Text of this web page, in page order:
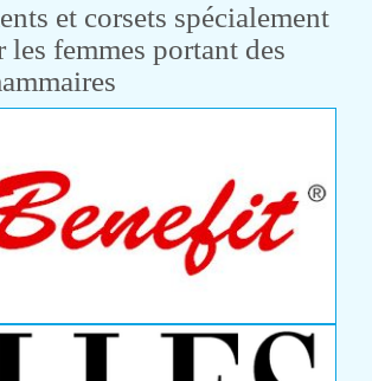
et corsets spécialement
les femmes portant des